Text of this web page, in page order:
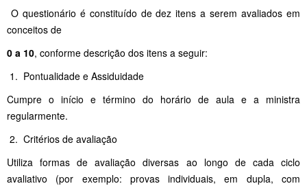
O questionário é constituído de dez itens a serem avaliados em
conceitos de
0 a 10, conforme descrição dos itens a seguir:
1. Pontualidade e Assiduidade
Cumpre o início e término do horário de aula e a ministra
regularmente.
2. Critérios de avaliação
Utiliza formas de avaliação diversas ao longo de cada ciclo
avaliativo (por exemplo: provas individuais, em dupla, com